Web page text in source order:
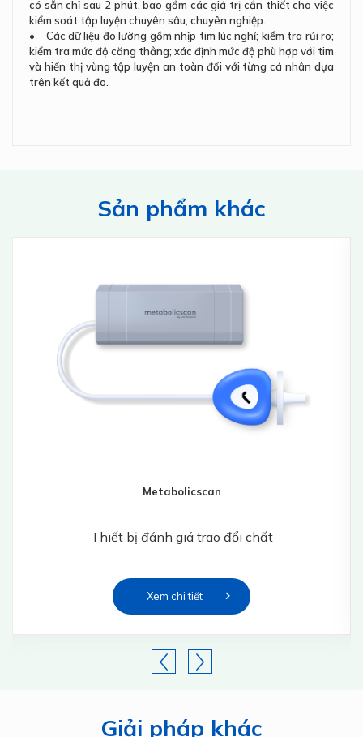
có sẵn chỉ sau 2 phút, bao gồm các giá trị cần thiết cho việc
kiểm soát tập luyện chuyên sâu, chuyên nghiệp.
• Các dữ liệu đo lường gồm nhịp tim lúc nghỉ; kiểm tra rủi ro;
kiểm tra mức độ căng thẳng; xác định mức độ phù hợp với tim
và hiển thị vùng tập luyện an toàn đối với từng cá nhân dựa
trên kết quả đo.
Sản phẩm khác
Metabolicscan
Thiết bị đánh giá trao đổi chất
Xem chi tiết
Giải pháp khác